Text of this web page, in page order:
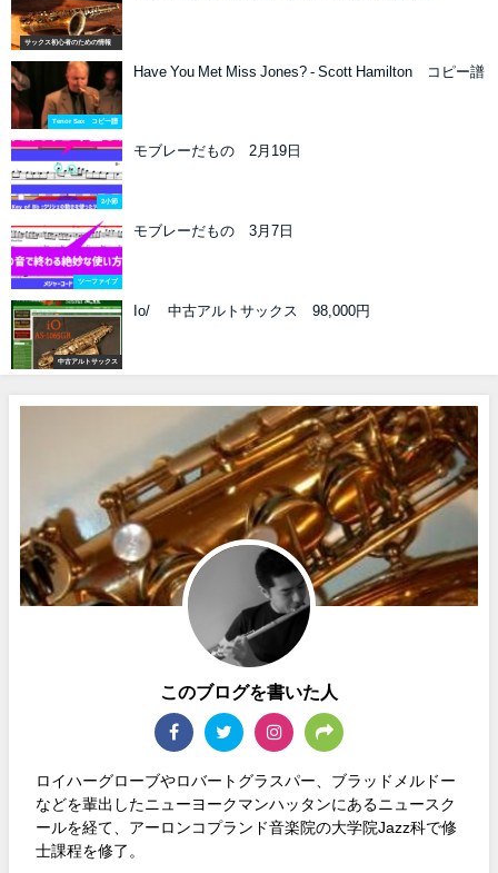
サックス初心者のための情報
Tenor Sax コピー譜
Have You Met Miss Jones? - Scott Hamilton コピー譜
2小節
モブレーだもの 2月19日
ツーファイブ
モブレーだもの 3月7日
中古アルトサックス
Io/ 中古アルトサックス 98,000円
このブログを書いた人
ロイハーグローブやロバートグラスパー、ブラッドメルドー
などを輩出したニューヨークマンハッタンにあるニュースク
ールを経て、アーロンコプランド音楽院の大学院Jazz科で修
士課程を修了。